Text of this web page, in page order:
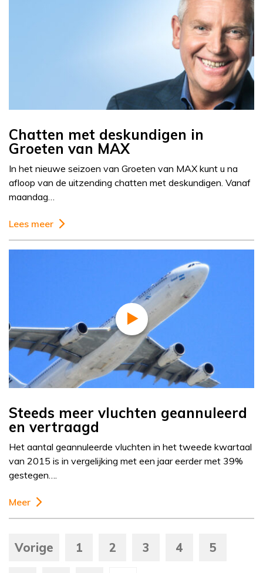
Chatten met deskundigen in
Groeten van MAX
In het nieuwe seizoen van Groeten van MAX kunt u na
afloop van de uitzending chatten met deskundigen. Vanaf
maandag…
Lees meer
Steeds meer vluchten geannuleerd
en vertraagd
Het aantal geannuleerde vluchten in het tweede kwartaal
van 2015 is in vergelijking met een jaar eerder met 39%
gestegen….
Meer
Vorige 1 2 3 4 5